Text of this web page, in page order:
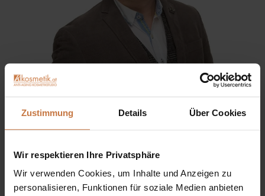
Zustimmung Details Über Cookies
Wir respektieren Ihre Privatsphäre
Wir verwenden Cookies, um Inhalte und Anzeigen zu
personalisieren, Funktionen für soziale Medien anbieten
Sie haben eine Frage? Sie wünschen sich eine
Produktberatung oder wollen nur wissen, wie man das
Ich stehe Ihnen gerne persönlich zur Verfügung:
+43 (0)699 17 310 310